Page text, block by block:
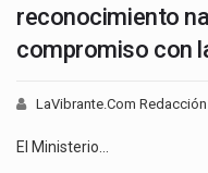
reconocimiento
compromiso con
LaVibrante.Com Redacción
El Ministerio…